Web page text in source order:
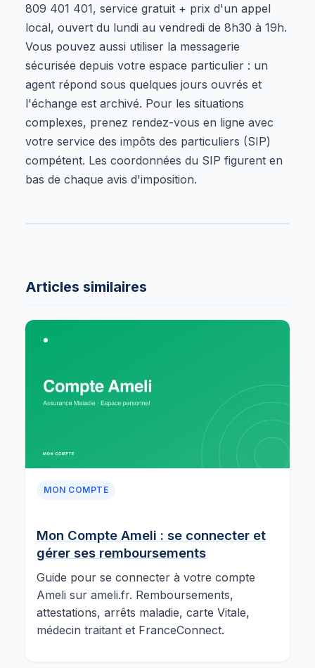
809 401 401, service gratuit + prix d'un appel
local, ouvert du lundi au vendredi de 8h30 à 19h.
Vous pouvez aussi utiliser la messagerie
sécurisée depuis votre espace particulier : un
agent répond sous quelques jours ouvrés et
l'échange est archivé. Pour les situations
complexes, prenez rendez-vous en ligne avec
votre service des impôts des particuliers (SIP)
compétent. Les coordonnées du SIP figurent en
bas de chaque avis d'imposition.
Articles similaires
MON COMPTE
Mon Compte Ameli : se connecter et
gérer ses remboursements
Guide pour se connecter à votre compte
Ameli sur ameli.fr. Remboursements,
attestations, arrêts maladie, carte Vitale,
médecin traitant et FranceConnect.